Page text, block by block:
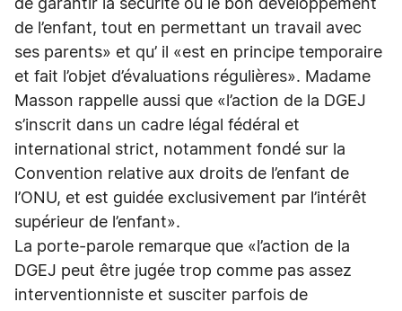
de garantir la sécurité ou le bon développement
de l’enfant, tout en permettant un travail avec
ses parents» et qu’ il «est en principe temporaire
et fait l’objet d’évaluations régulières». Madame
Masson rappelle aussi que «l’action de la DGEJ
s’inscrit dans un cadre légal fédéral et
international strict, notamment fondé sur la
Convention relative aux droits de l’enfant de
l’ONU, et est guidée exclusivement par l’intérêt
supérieur de l’enfant».
La porte-parole remarque que «l’action de la
DGEJ peut être jugée trop comme pas assez
interventionniste et susciter parfois de